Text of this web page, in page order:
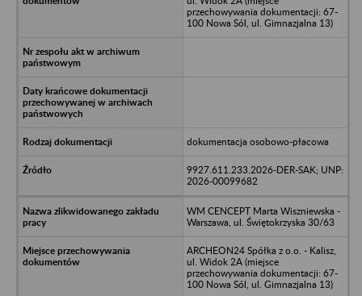
przechowywania dokumentacji: 67-
100 Nowa Sól, ul. Gimnazjalna 13)
dokumentacja osobowo-płacowa
9927.611.233.2026-DER-SAK; UNP:
2026-00099682
WM CENCEPT Marta Wiszniewska -
Warszawa, ul. Świętokrzyska 30/63
ARCHEON24 Spółka z o.o. - Kalisz,
ul. Widok 2A (miejsce
przechowywania dokumentacji: 67-
100 Nowa Sól, ul. Gimnazjalna 13)